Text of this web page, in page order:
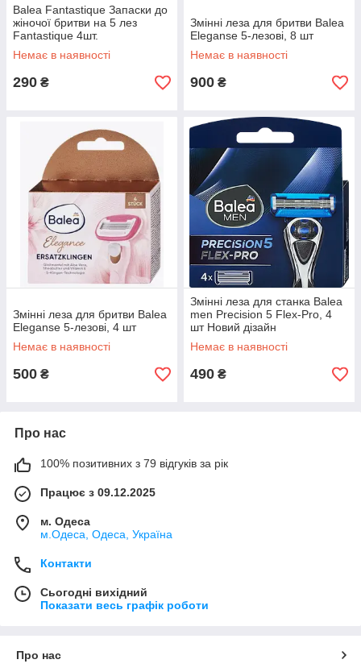
Balea Fantastique Запаски до
жіночої бритви на 5 лез
Fantastique 4шт.
Немає в наявності
290 ₴
Змінні леза для бритви Balea
Eleganse 5-лезові, 8 шт
Немає в наявності
900 ₴
Змінні леза для бритви Balea
Eleganse 5-лезові, 4 шт
Немає в наявності
500 ₴
Змінні леза для станка Balea
men Precision 5 Flex-Pro, 4
шт Новий дізайн
Немає в наявності
490 ₴
Про нас
100% позитивних з 79 відгуків за рік
Працює з 09.12.2025
м. Одеса
м.Одеса, Одеса, Україна
Контакти
Сьогодні вихідний
Показати весь графік роботи
Про нас